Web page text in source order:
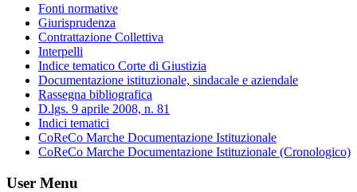
Fonti normative
Giurisprudenza
Contrattazione Collettiva
Interpelli
Indice tematico Corte di Giustizia
Documentazione istituzionale, sindacale e aziendale
Rassegna bibliografica
D.lgs. 9 aprile 2008, n. 81
Indici tematici
CoReCo Marche Documentazione Istituzionale
CoReCo Marche Documentazione Istituzionale (Cronologico)
User Menu